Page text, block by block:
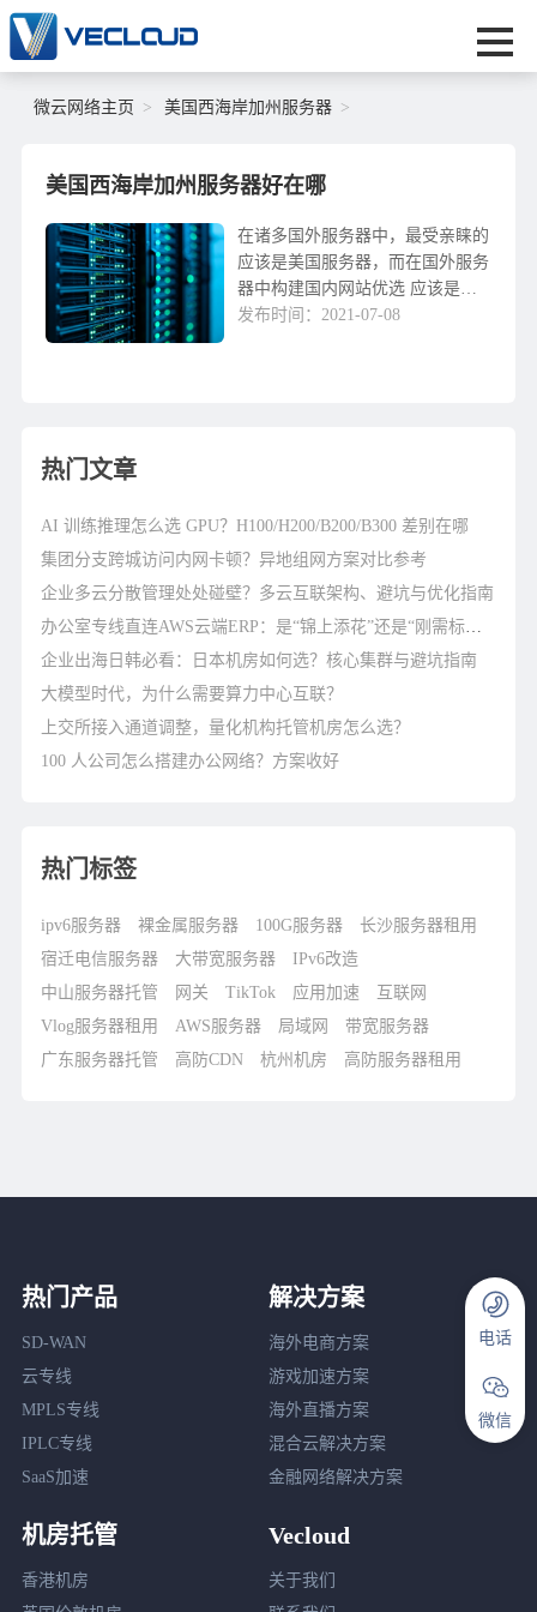
微云网络主页 美国西海岸加州服务器
美国西海岸加州服务器好在哪
在诸多国外服务器中，最受亲睐的
应该是美国服务器，而在国外服务
器中构建国内网站优选 应该是美
国加州的服务器。那麼，美国西海
发布时间：2021-07-08
热门文章
AI 训练推理怎么选 GPU？H100/H200/B200/B300 差别在哪
集团分支跨城访问内网卡顿？异地组网方案对比参考
企业多云分散管理处处碰壁？多云互联架构、避坑与优化指南
办公室专线直连AWS云端ERP：是“锦上添花”还是“刚需标配”？
企业出海日韩必看：日本机房如何选？核心集群与避坑指南
大模型时代，为什么需要算力中心互联？
上交所接入通道调整，量化机构托管机房怎么选？
100 人公司怎么搭建办公网络？方案收好
热门标签
ipv6服务器 裸金属服务器 100G服务器
长沙服务器租用
宿迁电信服务器
大带宽服务器
IPv6改造
中山服务器托管
网关 TikTok 应用加速
互联网
Vlog服务器租用
AWS服务器 局域网
带宽服务器
广东服务器托管
高防CDN 杭州机房 高防服务器租用
热门产品
SD-WAN
云专线
MPLS专线
IPLC专线
SaaS加速
解决方案
海外电商方案
游戏加速方案
海外直播方案
混合云解决方案
金融网络解决方案
机房托管
香港机房
Vecloud
关于我们
电话
微信